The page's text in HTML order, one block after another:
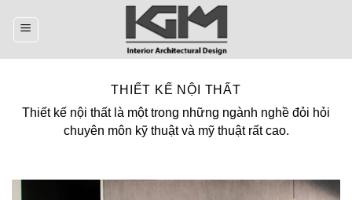
THIẾT KẾ NỘI THẤT
Thiết kế nội thất là một trong những ngành nghề đỏi hỏi
chuyên môn kỹ thuật và mỹ thuật rất cao.